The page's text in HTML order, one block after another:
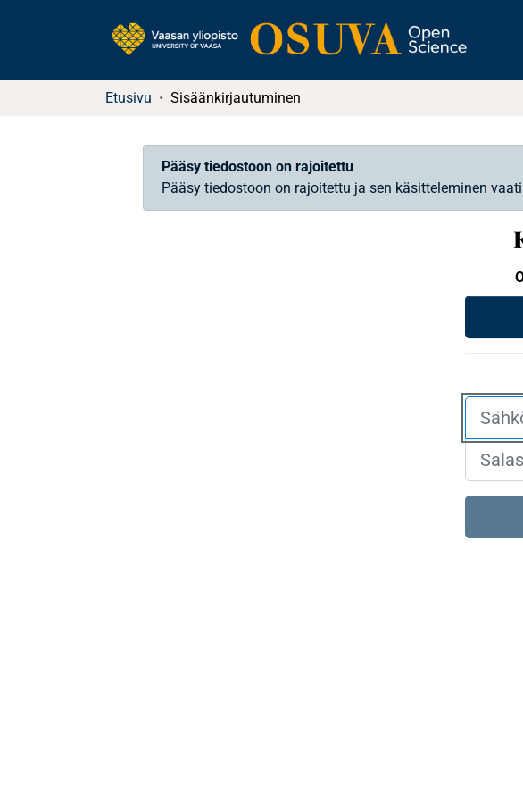
Etusivu Sisäänkirjautuminen
Pääsy tiedostoon on rajoitettu
Pääsy tiedostoon on rajoitettu ja sen käsitteleminen